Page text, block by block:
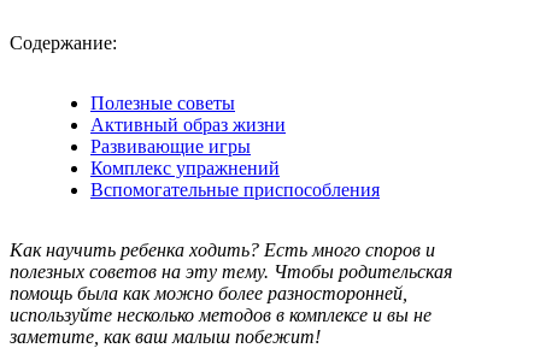
Содержание:
Полезные советы
Активный образ жизни
Развивающие игры
Комплекс упражнений
Вспомогательные приспособления
Как научить ребенка ходить? Есть много споров и
полезных советов на эту тему. Чтобы родительская
помощь была как можно более разносторонней,
используйте несколько методов в комплексе и вы не
заметите, как ваш малыш побежит!